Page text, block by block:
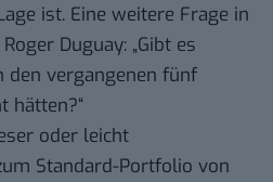
ist. Eine weitere Frage in
Roger Duguay: „Gibt es
den vergangenen fünf
hätten?“
oder leicht
Standard-Portfolio von